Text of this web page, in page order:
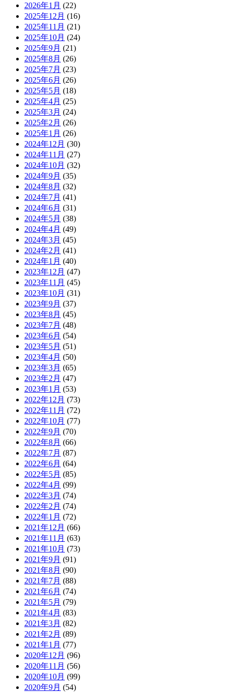
2026年1月 (22)
2025年12月 (16)
2025年11月 (21)
2025年10月 (24)
2025年9月 (21)
2025年8月 (26)
2025年7月 (23)
2025年6月 (26)
2025年5月 (18)
2025年4月 (25)
2025年3月 (24)
2025年2月 (26)
2025年1月 (26)
2024年12月 (30)
2024年11月 (27)
2024年10月 (32)
2024年9月 (35)
2024年8月 (32)
2024年7月 (41)
2024年6月 (31)
2024年5月 (38)
2024年4月 (49)
2024年3月 (45)
2024年2月 (41)
2024年1月 (40)
2023年12月 (47)
2023年11月 (45)
2023年10月 (31)
2023年9月 (37)
2023年8月 (45)
2023年7月 (48)
2023年6月 (54)
2023年5月 (51)
2023年4月 (50)
2023年3月 (65)
2023年2月 (47)
2023年1月 (53)
2022年12月 (73)
2022年11月 (72)
2022年10月 (77)
2022年9月 (70)
2022年8月 (66)
2022年7月 (87)
2022年6月 (64)
2022年5月 (85)
2022年4月 (99)
2022年3月 (74)
2022年2月 (74)
2022年1月 (72)
2021年12月 (66)
2021年11月 (63)
2021年10月 (73)
2021年9月 (91)
2021年8月 (90)
2021年7月 (88)
2021年6月 (74)
2021年5月 (79)
2021年4月 (83)
2021年3月 (82)
2021年2月 (89)
2021年1月 (77)
2020年12月 (96)
2020年11月 (56)
2020年10月 (99)
2020年9月 (54)